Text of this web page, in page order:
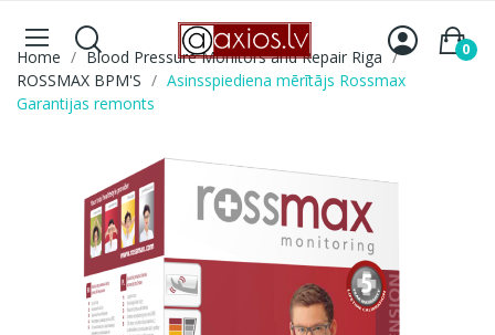
0
Home
Blood Pressure Monitors and Repair Riga
ROSSMAX BPM'S
Asinsspiediena mērītājs Rossmax
Garantijas remonts